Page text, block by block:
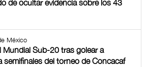
de ocultar evidencia sobre los 43
México
Mundial Sub-20 tras golear a
semifinales del torneo de Concacaf